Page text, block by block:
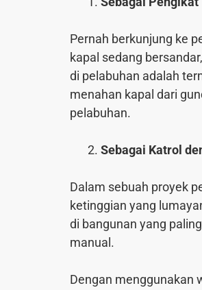
Pernah berkunjung ke
kapal sedang
di pelabuhan adalah
menahan kapal dari
pelabuhan.
Sebagai Katrol
Dalam sebuah proyek
ketinggian yang
di bangunan yang
manual.
Dengan menggunakan